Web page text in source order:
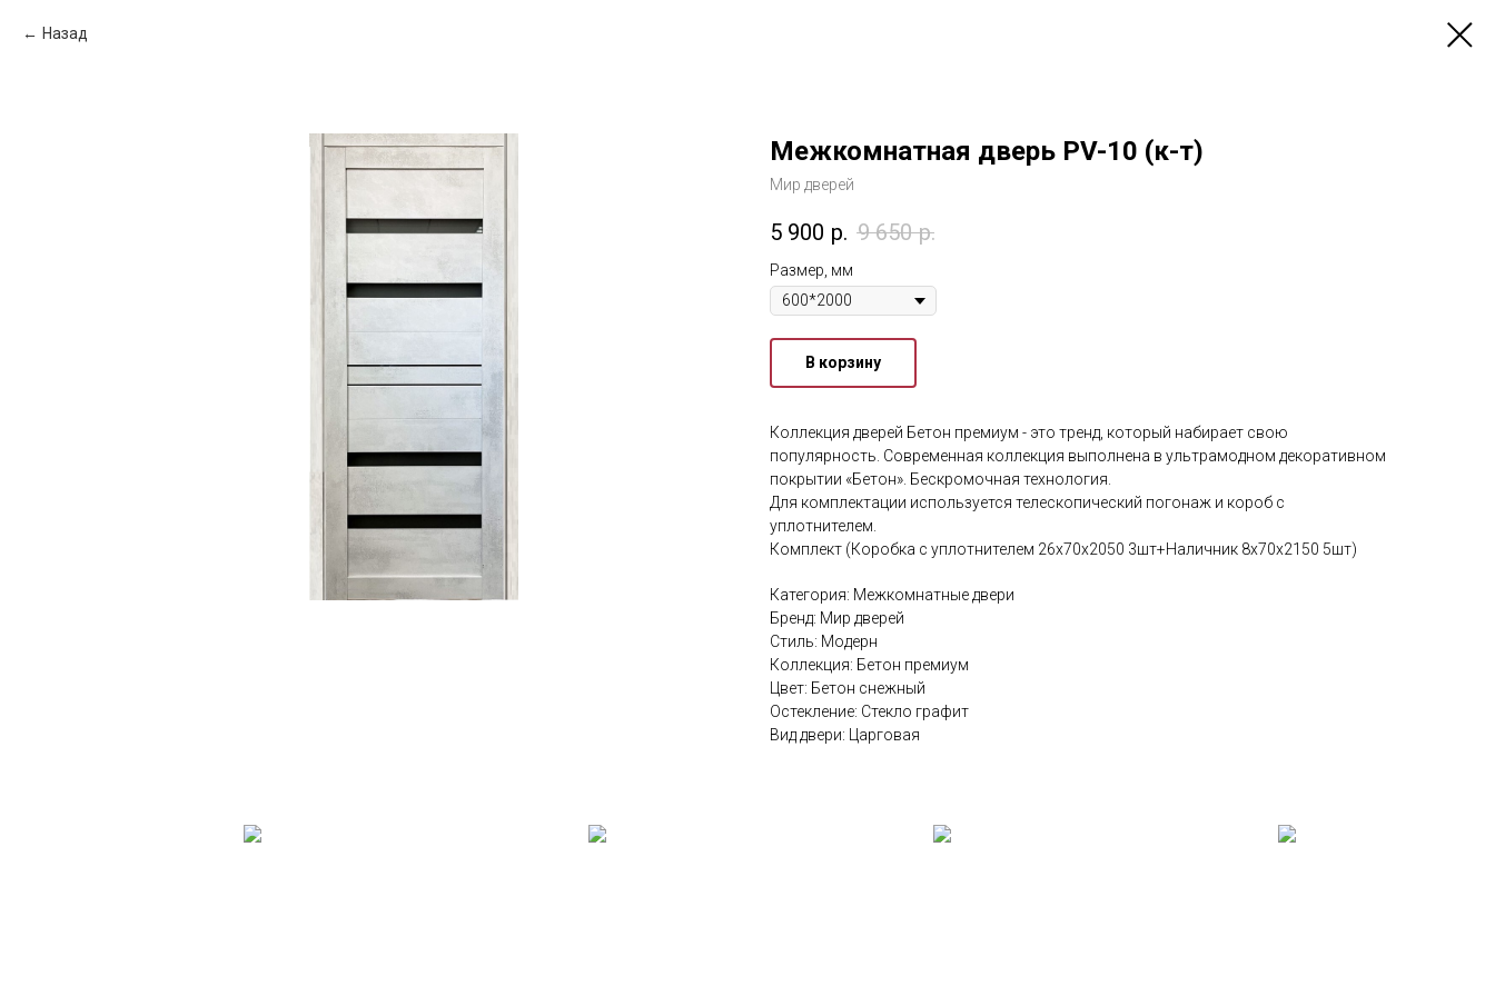
Назад
Межкомнатная дверь PV-10 (к-т)
Мир дверей
5 900 р. 9 650 р.
Размер, мм
В корзину
Коллекция дверей Бетон премиум - это тренд, который набирает свою
популярность. Современная коллекция выполнена в ультрамодном декоративном
покрытии «Бетон». Бескромочная технология.
Для комплектации используется телескопический погонаж и короб с
уплотнителем.
Комплект (Коробка с уплотнителем 26х70х2050 3шт+Наличник 8х70х2150 5шт)
Категория: Межкомнатные двери
Бренд: Мир дверей
Стиль: Модерн
Коллекция: Бетон премиум
Цвет: Бетон снежный
Остекление: Стекло графит
Вид двери: Царговая